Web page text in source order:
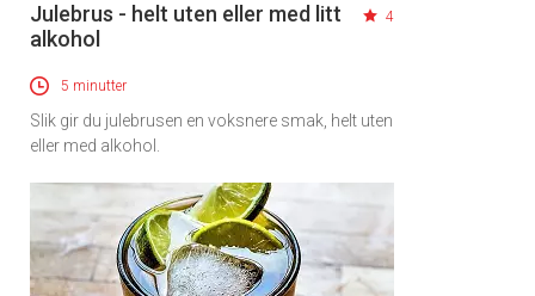
Julebrus - helt uten eller med litt
alkohol
4
5 minutter
Slik gir du julebrusen en voksnere smak, helt uten
eller med alkohol.